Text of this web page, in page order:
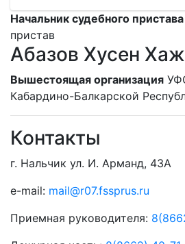
Начальник судебного пристава
пристав
Абазов Хусен
Вышестоящая организация
Кабардино-Балкарской
Контакты
г. Нальчик ул. И. Арманд, 43А
e-mail: mail@r07.fssprus.ru
Приемная руководителя: